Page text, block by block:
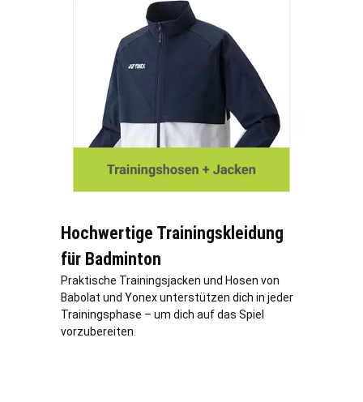
Hochwertige Trainingskleidung
für Badminton
Praktische Trainingsjacken und Hosen von
Babolat und Yonex unterstützen dich in jeder
Trainingsphase – um dich auf das Spiel
vorzubereiten.